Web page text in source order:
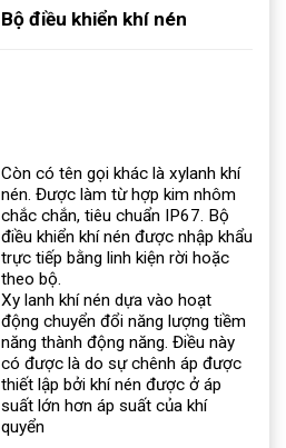
Bộ điều khiển khí nén
Còn có tên gọi khác là xylanh khí
nén. Được làm từ hợp kim nhôm
chắc chắn, tiêu chuẩn IP67. Bộ
điều khiển khí nén được nhập khẩu
trực tiếp bằng linh kiện rời hoặc
theo bộ.
Xy lanh khí nén dựa vào hoạt
động chuyển đổi năng lượng tiềm
năng thành động năng. Điều này
có được là do sự chênh áp được
thiết lập bởi khí nén được ở áp
suất lớn hơn áp suất của khí
quyển